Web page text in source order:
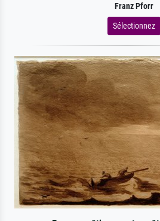
Franz Pforr
Sélectionnez